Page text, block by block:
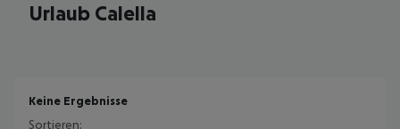
Urlaub Calella
Keine Ergebnisse
Sortieren: